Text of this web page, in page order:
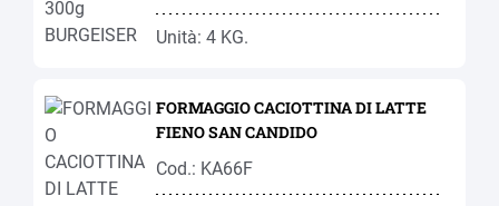
Unità: 4 KG.
FORMAGGIO CACIOTTINA DI LATTE
FIENO SAN CANDIDO
Cod.: KA66F